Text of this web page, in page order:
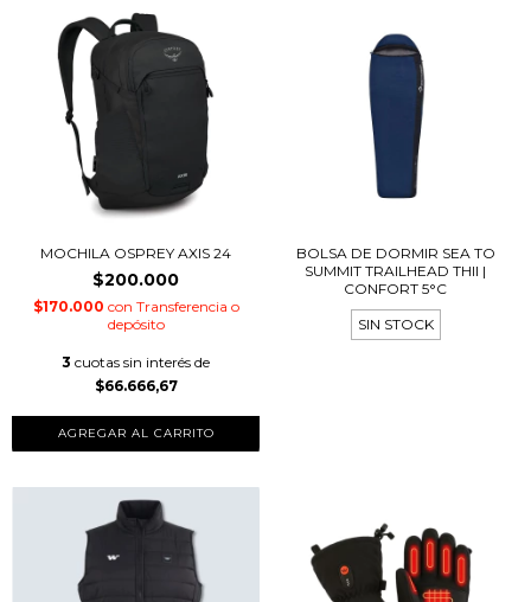
MOCHILA OSPREY AXIS 24
$200.000
$170.000 con Transferencia o
depósito
3 cuotas sin interés de
$66.666,67
BOLSA DE DORMIR SEA TO
SUMMIT TRAILHEAD THII |
CONFORT 5°C
SIN STOCK